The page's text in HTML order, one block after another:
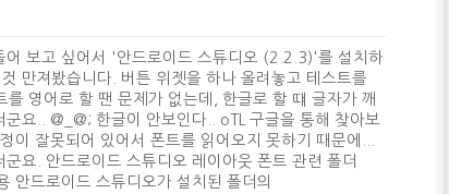
어 보고 싶어서 '안드로이드 스튜디오 (2.2.3)'를 설치하
만져봤습니다. 버튼 위젯을 하나 올려놓고 테스트를
를 영어로 할 땐 문제가 없는데, 한글로 할 떄 글자가 깨
군요.. @_@; 한글이 안보인다.. oTL 구글을 통해 찾아보
이 잘못되어 있어서 폰트를 읽어오지 못하기 때문에...
군요. 안드로이드 스튜디오 레이아웃 폰트 관련 폴더
안드로이드 스튜디오가 설치된 폴더의